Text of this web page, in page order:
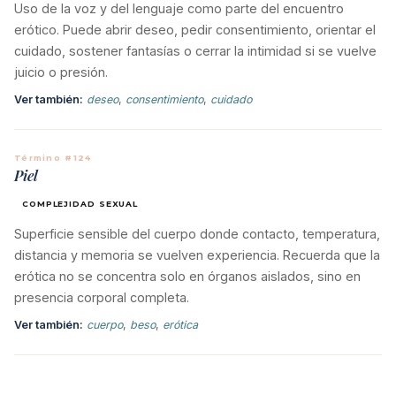
Uso de la voz y del lenguaje como parte del encuentro
erótico. Puede abrir deseo, pedir consentimiento, orientar el
cuidado, sostener fantasías o cerrar la intimidad si se vuelve
juicio o presión.
Ver también: deseo, consentimiento, cuidado
Término #124
Piel
COMPLEJIDAD SEXUAL
Superficie sensible del cuerpo donde contacto, temperatura,
distancia y memoria se vuelven experiencia. Recuerda que la
erótica no se concentra solo en órganos aislados, sino en
presencia corporal completa.
Ver también: cuerpo, beso, erótica